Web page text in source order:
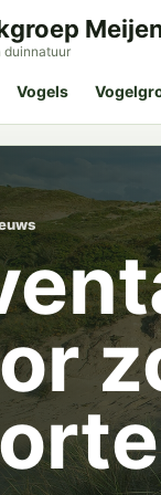
duinnatuur
Vogels